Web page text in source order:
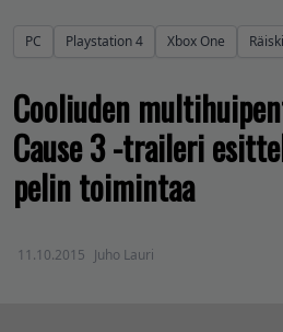
PC Playstation 4 Xbox One
Cooliuden
Cause 3 -traileri
pelin toimintaa
11.10.2015 Juho Lauri